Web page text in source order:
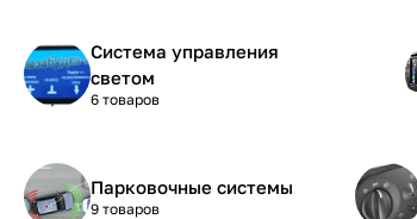
Система управления
светом
6 товаров
Парковочные системы
9 товаров